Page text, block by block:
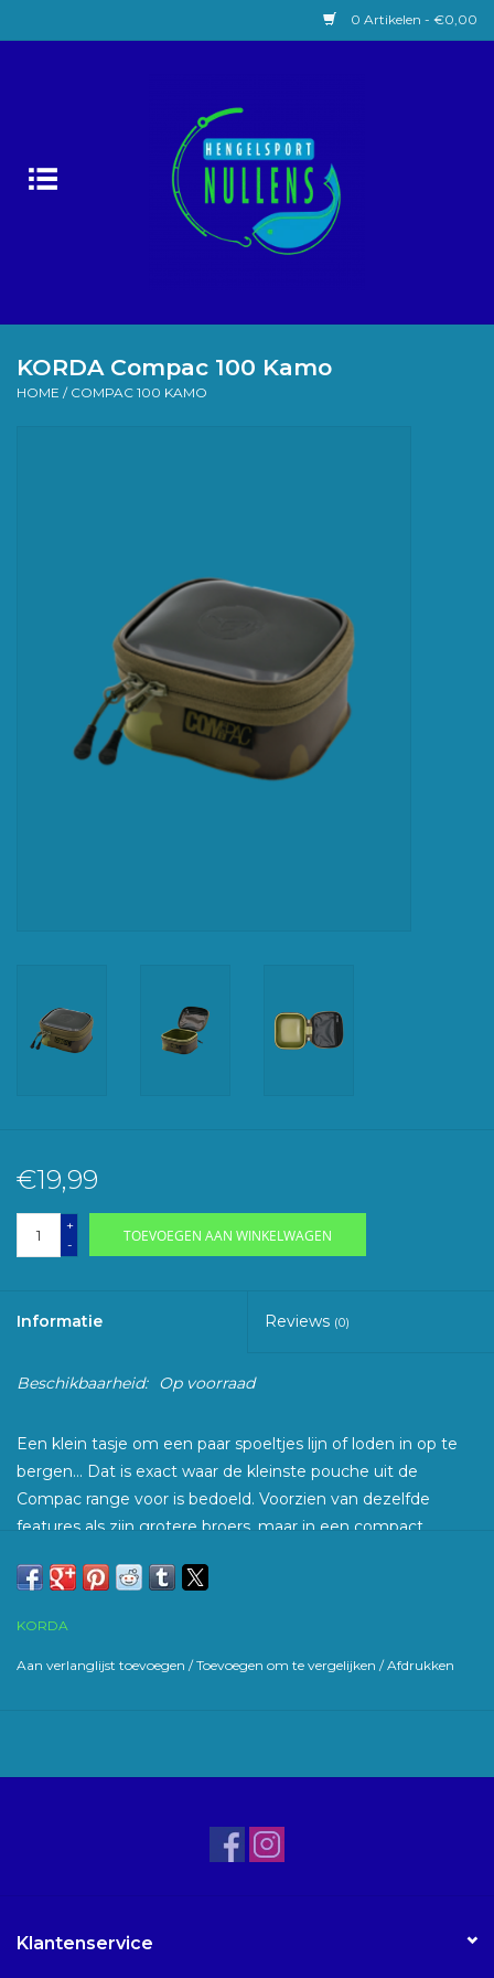
0 Artikelen - €0,00
KORDA Compac 100 Kamo
HOME / COMPAC 100 KAMO
€19,99
+
-
TOEVOEGEN AAN WINKELWAGEN
Informatie Reviews (0)
Beschikbaarheid: Op voorraad
Een klein tasje om een paar spoeltjes lijn of loden in op te
bergen… Dat is exact waar de kleinste pouche uit de
Compac range voor is bedoeld. Voorzien van dezelfde
features als zijn grotere broers, maar in een compact
13.5x11.5x7cm
KORDA
Aan verlanglijst toevoegen /Toevoegen om te vergelijken /Afdrukken
Klantenservice